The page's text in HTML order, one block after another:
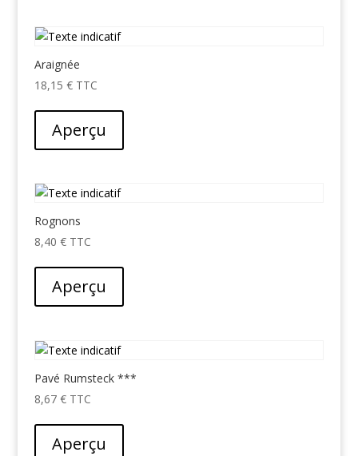
Araignée
18,15 €
Aperçu
Rognons
8,40 €
Aperçu
Pavé Rumsteck ***
8,67 €
Aperçu